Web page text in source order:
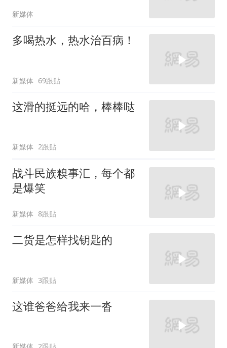
新媒体
多喝热水，热水治百病！
新媒体 69跟贴
这滑的挺远的哈，棒棒哒
新媒体 2跟贴
战斗民族糗事汇，每个都
是爆笑
新媒体 8跟贴
二货是怎样找钥匙的
新媒体 3跟贴
这谁爸爸给我来一沓